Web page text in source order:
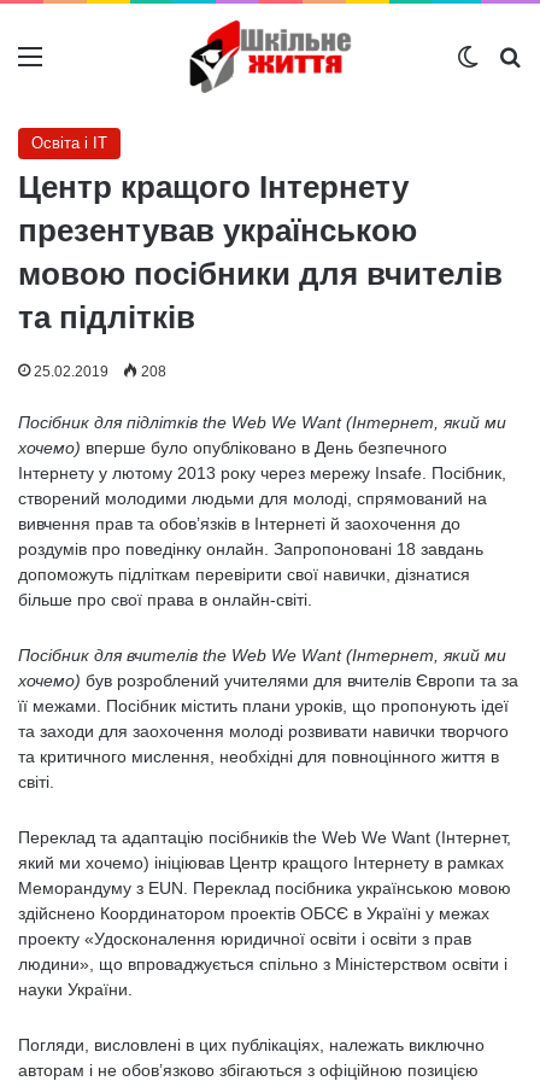
Меню
Освіта і IT
Центр кращого Інтернету
презентував українською
мовою посібники для вчителів
та підлітків
25.02.2019 208
Посібник для підлітків the Web We Want (Інтернет, який ми
хочемо) вперше було опубліковано в День безпечного
Інтернету у лютому 2013 року через мережу Insafe. Посібник,
створений молодими людьми для молоді, спрямований на
вивчення прав та обов’язків в Інтернеті й заохочення до
роздумів про поведінку онлайн. Запропоновані 18 завдань
допоможуть підліткам перевірити свої навички, дізнатися
більше про свої права в онлайн-світі.
Посібник для вчителів the Web We Want (Інтернет, який ми
хочемо) був розроблений учителями для вчителів Європи та за
її межами. Посібник містить плани уроків, що пропонують ідеї
та заходи для заохочення молоді розвивати навички творчого
та критичного мислення, необхідні для повноцінного життя в
світі.
Переклад та адаптацію посібників the Web We Want (Інтернет,
який ми хочемо) ініціював Центр кращого Інтернету в рамках
Меморандуму з EUN. Переклад посібника українською мовою
здійснено Координатором проектів ОБСЄ в Україні у межах
проекту «Удосконалення юридичної освіти і освіти з прав
людини», що впроваджується спільно з Міністерством освіти і
науки України.
Погляди, висловлені в цих публікаціях, належать виключно
авторам і не обов’язково збігаються з офіційною позицією